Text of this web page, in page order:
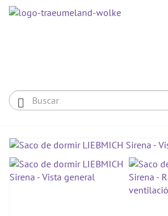
COLCHONES Y
Colchón De Colecho,
SACOS DE DORMIR
El país de nuestros sueños
PRODUCCIÓN


